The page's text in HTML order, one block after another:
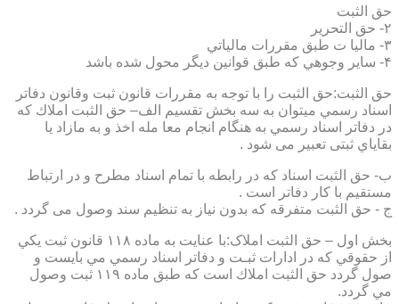
حق الثبت
۲- حق التحرير
۳- ماليا ت طبق مقررات مالياتي
۴- ساير وجوهي كه طبق قوانين ديگر محول شده باشد
حق الثبت:حق الثبت را با توجه به مقررات قانون ثبت وقانون دفاتر
اسناد رسمي ميتوان به سه بخش تقسيم الف– حق الثبت املاك كه
در دفاتر اسناد رسمي به هنگام انجام معا مله اخذ و به مازاد يا
بقاياي ثبتی تعبیر می شود .
ب- حق الثبت اسناد كه در رابطه با تمام اسناد مطرح و در ارتباط
مستقيم با كار دفاتر است .
ج - حق الثبت متفرقه كه بدون نياز به تنظیم سند وصول می گردد .
بخش اول – حق الثبت املاک:با عنايت به ماده ۱۱۸ قانون ثبت يكي
از حقوقي كه در ادارات ثبـت و دفاتر اسناد رسمي مي بايست و
صول گردد حق الثبت املاك است كه طبق ماده ۱۱۹ ثبت وصول
مي گردد.